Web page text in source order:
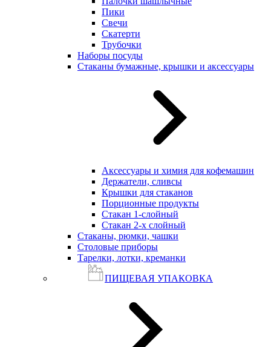
Пики
Свечи
Скатерти
Трубочки
Наборы посуды
Стаканы бумажные, крышки и аксессуары
Аксессуары и химия для кофемашин
Держатели, сливсы
Крышки для стаканов
Порционные продукты
Стакан 1-слойный
Стакан 2-х слойный
Стаканы, рюмки, чашки
Столовые приборы
Тарелки, лотки, креманки
ПИЩЕВАЯ УПАКОВКА